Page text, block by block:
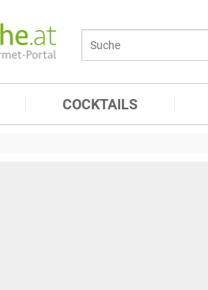
COCKTAILS